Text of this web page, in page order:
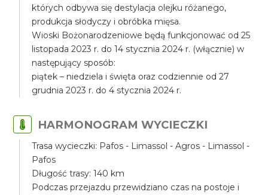
których odbywa się destylacja olejku różanego,
produkcja słodyczy i obróbka mięsa.
Wioski Bożonarodzeniowe będą funkcjonować od 25
listopada 2023 r. do 14 stycznia 2024 r. (włącznie) w
następujący sposób:
piątek – niedziela i święta oraz codziennie od 27
grudnia 2023 r. do 4 stycznia 2024 r.
HARMONOGRAM WYCIECZKI
Trasa wycieczki: Pafos - Limassol - Agros - Limassol -
Pafos
Długość trasy: 140 km
Podczas przejazdu przewidziano czas na postoje i